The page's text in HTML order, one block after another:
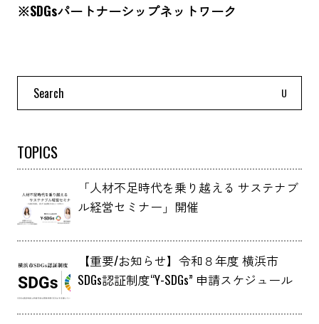
※SDGsパートナーシップネットワーク
Search
TOPICS
「人材不足時代を乗り越える サステナブ
ル経営セミナー」開催
【重要/お知らせ】令和８年度 横浜市
SDGs認証制度“Y-SDGs” 申請スケジュール